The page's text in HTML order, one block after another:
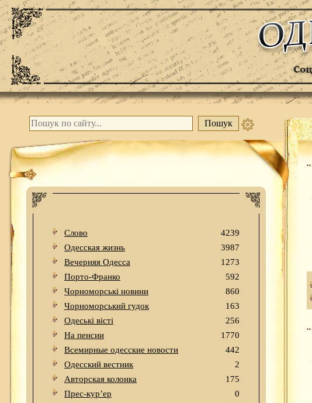
Слово
4239
Одесская жизнь
3987
Вечерняя Одесса
1273
Порто-Франко
592
Чорноморські новини
860
Чорноморський гудок
163
Одеськi вiстi
256
На пенсии
1770
Всемирные одесские новости
442
Одесский вестник
2
Авторская колонка
175
Прес-кур’ер
0